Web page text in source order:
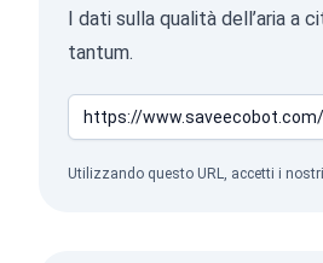
I dati sulla qualità dell’aria a
tantum.
Utilizzando questo URL, accetti i nostri